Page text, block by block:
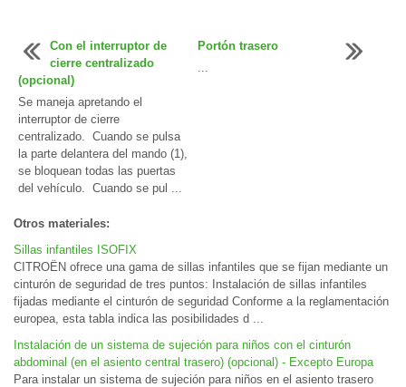
Con el interruptor de
cierre centralizado
(opcional)
Se maneja apretando el
interruptor de cierre
centralizado. Cuando se pulsa
la parte delantera del mando (1),
se bloquean todas las puertas
del vehículo. Cuando se pul ...
Portón trasero
...
Otros materiales:
Sillas infantiles ISOFIX
CITROËN ofrece una gama de sillas infantiles que se fijan mediante un
cinturón de seguridad de tres puntos: Instalación de sillas infantiles
fijadas mediante el cinturón de seguridad Conforme a la reglamentación
europea, esta tabla indica las posibilidades d ...
Instalación de un sistema de sujeción para niños con el cinturón
abdominal (en el asiento central trasero) (opcional) - Excepto Europa
Para instalar un sistema de sujeción para niños en el asiento trasero